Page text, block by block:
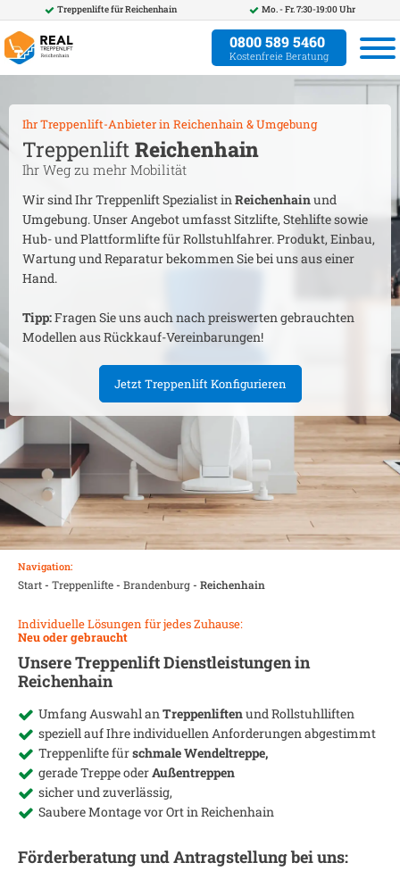
Treppenlifte fürReichenhain Mo. - Fr. 7:30-19:00 Uhr
0800 589 5460
Kostenfreie Beratung
Ihr Treppenlift-Anbieter in Reichenhain & Umgebung
Treppenlift Reichenhain
Ihr Weg zu mehr Mobilität
Wir sind Ihr Treppenlift Spezialist inReichenhainund
Umgebung. Unser Angebot umfasst Sitzlifte, Stehlifte sowie
Hub- und Plattformlifte für Rollstuhlfahrer. Produkt, Einbau,
Wartung und Reparatur bekommen Sie bei uns aus einer
Hand.
Tipp:Fragen Sie uns auch nach preiswerten gebrauchten
Modellen aus Rückkauf-Vereinbarungen!
Jetzt Treppenlift Konfigurieren
Navigation:
Start- Treppenlifte- Brandenburg- Reichenhain
Individuelle Lösungen für jedes Zuhause:
Neu oder gebraucht
Unsere Treppenlift Dienstleistungen in
Reichenhain
Umfang Auswahl anTreppenliftenund Rollstuhlliften
speziell auf Ihre individuellen Anforderungen abgestimmt
Treppenlifte fürschmale Wendeltreppe,
gerade Treppe oderAußentreppen
sicher und zuverlässig,
Saubere Montage vor Ort inReichenhain
Förderberatung und Antragstellung bei uns: